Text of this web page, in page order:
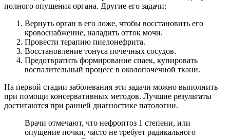
полного опущения органа. Другие его задачи:
Вернуть орган в его ложе, чтобы восстановить его
кровоснабжение, наладить отток мочи.
Провести терапию пиелонефрита.
Восстановление тонуса почечных сосудов.
Предотвратить формирование спаек, купировать
воспалительный процесс в околопочечной ткани.
На первой стадии заболевания эти задачи можно выполнить
при помощи консервативных методов. Лучшие результаты
достигаются при ранней диагностике патологии.
Врачи отмечают, что нефроптоз 1 степени, или
опущение почки, часто не требует радикального